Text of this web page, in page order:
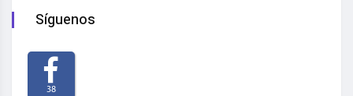
Síguenos
38